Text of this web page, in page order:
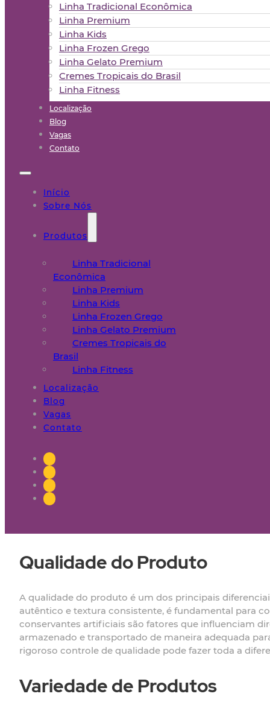
Linha Tradicional Econômica
Linha Premium
Linha Kids
Linha Frozen Grego
Linha Gelato Premium
Cremes Tropicais do Brasil
Linha Fitness
Localização
Blog
Vagas
Contato
Início
Sobre Nós
Produtos
Linha Tradicional
Econômica
Linha Premium
Linha Kids
Linha Frozen Grego
Linha Gelato Premium
Cremes Tropicais do
Brasil
Linha Fitness
Localização
Blog
Vagas
Contato
Qualidade do Produto
A qualidade do produto é um dos principais
autêntico e textura consistente, é fundamental para
conservantes artificiais são fatores que influenciam
armazenado e transportado de maneira adequada
rigoroso controle de qualidade pode fazer toda a
Variedade de Produtos